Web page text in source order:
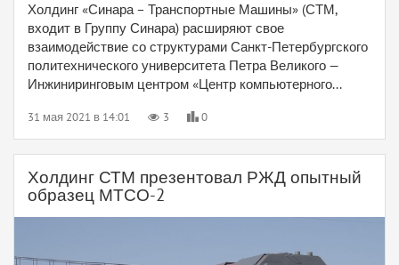
Холдинг «Синара – Транспортные Машины» (СТМ,
входит в Группу Синара) расширяют свое
взаимодействие со структурами Санкт-Петербургского
политехнического университета Петра Великого —
Инжиниринговым центром «Центр компьютерного...
31 мая 2021 в 14:01 3 0
Холдинг СТМ презентовал РЖД опытный
образец МТСО-2